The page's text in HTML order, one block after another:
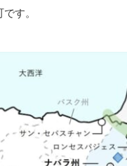
す。